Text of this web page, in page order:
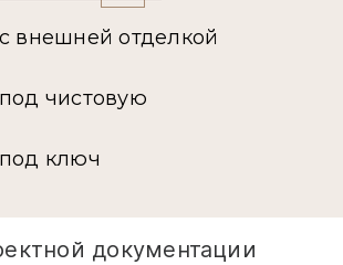
внешней отделкой
чистовую
ключ
документации